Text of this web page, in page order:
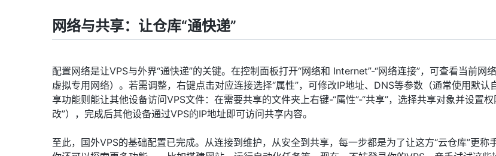
网络与共享：让仓库“通快递”
配置网络是让VPS与外界“通快递”的关键。在控制面板打开“网络和 Internet”-“网络连接”，可查看当前网
虚拟专用网络）。若需调整，右键点击对应连接选择“属性”，可修改IP地址、DNS等参数（通常使用默认
享功能则能让其他设备访问VPS文件：在需要共享的文件夹上右键-“属性”-“共享”，选择共享对象并设置权
改”），完成后其他设备通过VPS的IP地址即可访问共享内容。
至此，国外VPS的基础配置已完成。从连接到维护，从安全到共享，每一步都是为了让这方“云仓库”更称